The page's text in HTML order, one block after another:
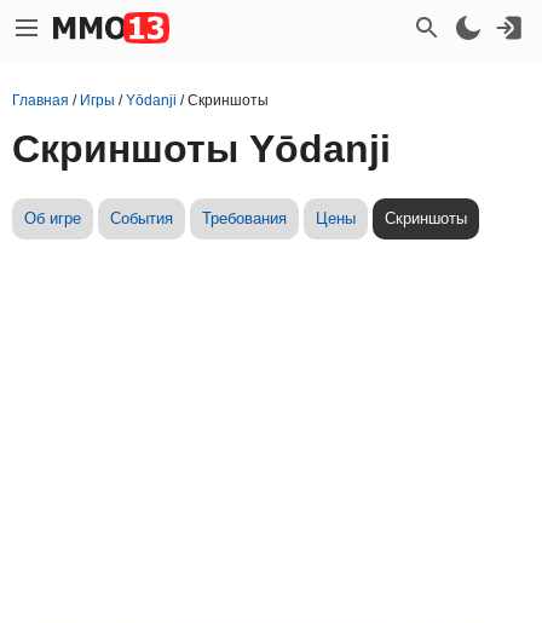
Главная / Игры /Yōdanji /Скриншоты
Скриншоты Yōdanji
Об игре События Требования Цены Скриншоты